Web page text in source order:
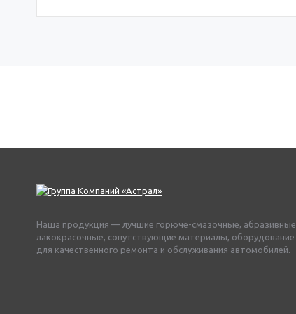
Наша продукция — лучшие горюче-смазочные, абразивные,
лакокрасочные, сопутствующие материалы, оборудование
для качественного ремонта и обслуживания автомобилей.